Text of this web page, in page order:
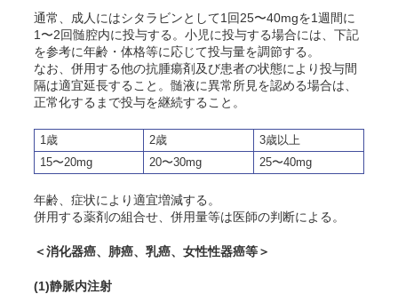
通常、成人にはシタラビンとして1回25〜40mgを1週間に
1〜2回髄腔内に投与する。小児に投与する場合には、下記
を参考に年齢・体格等に応じて投与量を調節する。
なお、併用する他の抗腫瘍剤及び患者の状態により投与間
隔は適宜延長すること。髄液に異常所見を認める場合は、
正常化するまで投与を継続すること。
1歳 2歳
3歳以上
15〜20mg
20〜30mg 25〜40mg
年齢、症状により適宜増減する。
併用する薬剤の組合せ、併用量等は医師の判断による。
＜消化器癌、肺癌、乳癌、女性性器癌等＞
(1)静脈内注射